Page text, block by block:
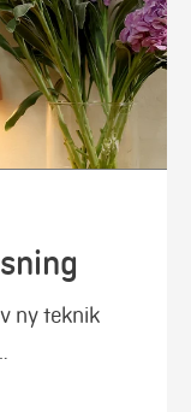
ny teknik